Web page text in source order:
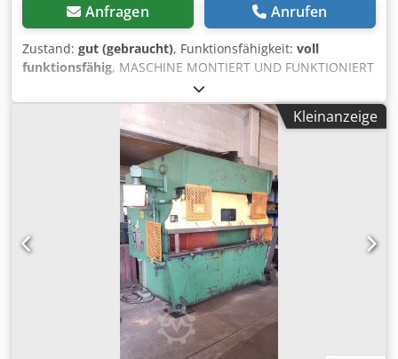
Anfragen Anrufen
Zustand: gut (gebraucht), Funktionsfähigkeit: voll
funktionsfähig, MASCHINE MONTIERT UND FUNKTIONIERT
Kleinanzeige